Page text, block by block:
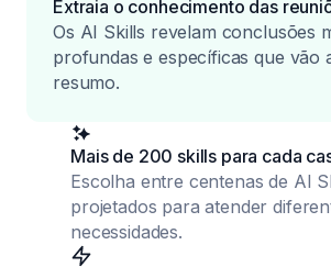
Extraia o conhecimento das
Os AI Skills revelam conclusões
profundas e específicas que vão
resumo.
Mais de 200 skills para cada
Escolha entre centenas de AI
projetados para atender
necessidades.